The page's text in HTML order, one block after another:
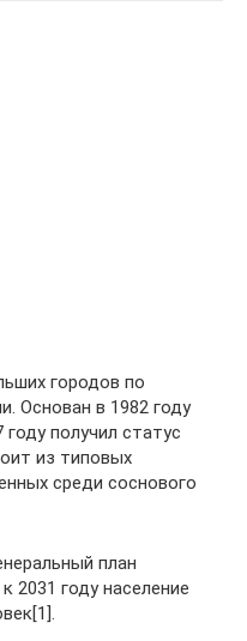
городов по
Основан в 1982 году
получил статус
из типовых
среди соснового
план
2031 году население